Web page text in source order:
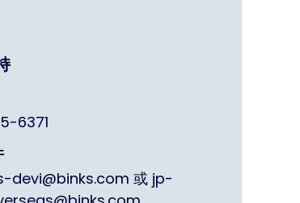
6371
devi@binks.com 或 jp-